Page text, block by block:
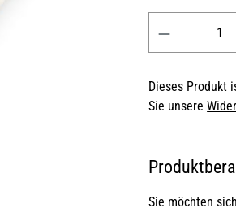
Dieses Produkt
Sie unsere
Sie möchten